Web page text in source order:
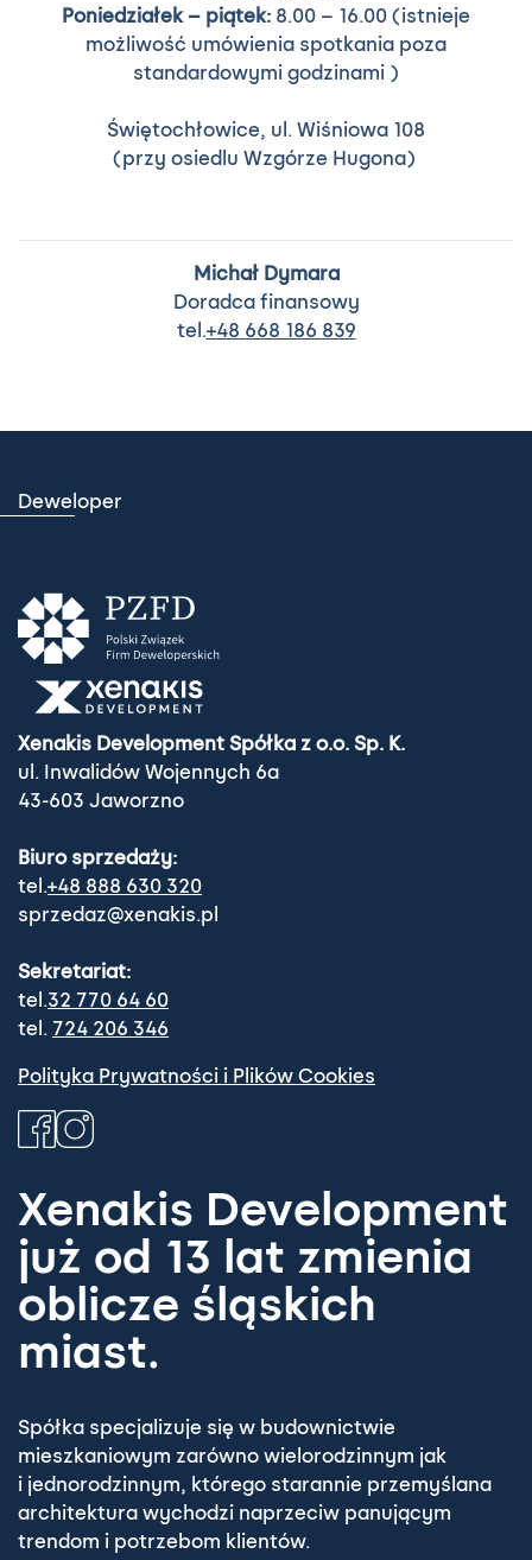
Poniedziałek – piątek: 8.00 – 16.00 (istnieje
możliwość umówienia spotkania poza
standardowymi godzinami )
Świętochłowice, ul. Wiśniowa 108
(przy osiedlu Wzgórze Hugona)
Michał Dymara
Doradca finansowy
tel.+48 668 186 839
Deweloper
Xenakis Development Spółka z o.o. Sp. K.
ul. Inwalidów Wojennych 6a
43-603 Jaworzno
Biuro sprzedaży:
tel.+48 888 630 320
sprzedaz@xenakis.pl
Sekretariat:
tel.32 770 64 60
tel. 724 206 346
Polityka Prywatności i Plików Cookies
Xenakis Development
już od 13 lat zmienia
oblicze śląskich
miast.
Spółka specjalizuje się w budownictwie
mieszkaniowym zarówno wielorodzinnym jak
i jednorodzinnym, którego starannie przemyślana
architektura wychodzi naprzeciw panującym
trendom i potrzebom klientów.